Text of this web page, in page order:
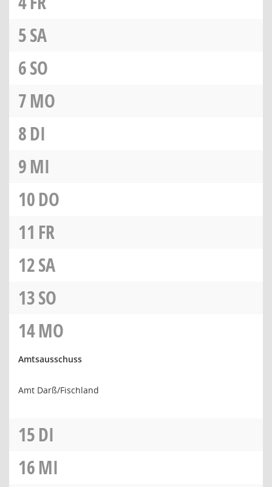
5SA
6SO
7MO
8DI
9MI
10DO
11 FR
12SA
13SO
14MO
Amtsausschuss
Amt Darß/Fischland
15DI
16MI